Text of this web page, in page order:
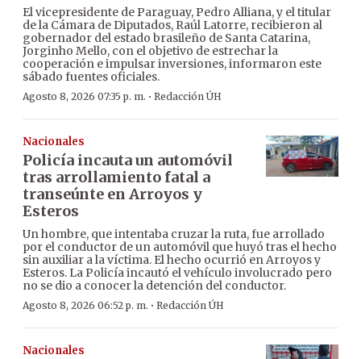
El vicepresidente de Paraguay, Pedro Alliana, y el titular
de la Cámara de Diputados, Raúl Latorre, recibieron al
gobernador del estado brasileño de Santa Catarina,
Jorginho Mello, con el objetivo de estrechar la
cooperación e impulsar inversiones, informaron este
sábado fuentes oficiales.
Agosto 8, 2026 07:35 p. m. · Redacción ÚH
Nacionales
Policía incauta un automóvil
tras arrollamiento fatal a
transeúnte en Arroyos y
Esteros
Un hombre, que intentaba cruzar la ruta, fue arrollado
por el conductor de un automóvil que huyó tras el hecho
sin auxiliar a la víctima. El hecho ocurrió en Arroyos y
Esteros. La Policía incautó el vehículo involucrado pero
no se dio a conocer la detención del conductor.
Agosto 8, 2026 06:52 p. m. · Redacción ÚH
Nacionales